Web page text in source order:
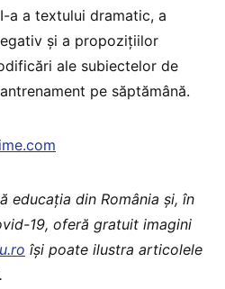
a a textului dramatic, a
și a propozițiilor
ale subiectelor de
pe săptămână.
educația din România și, în
19, oferă gratuit imagini
își poate ilustra articolele